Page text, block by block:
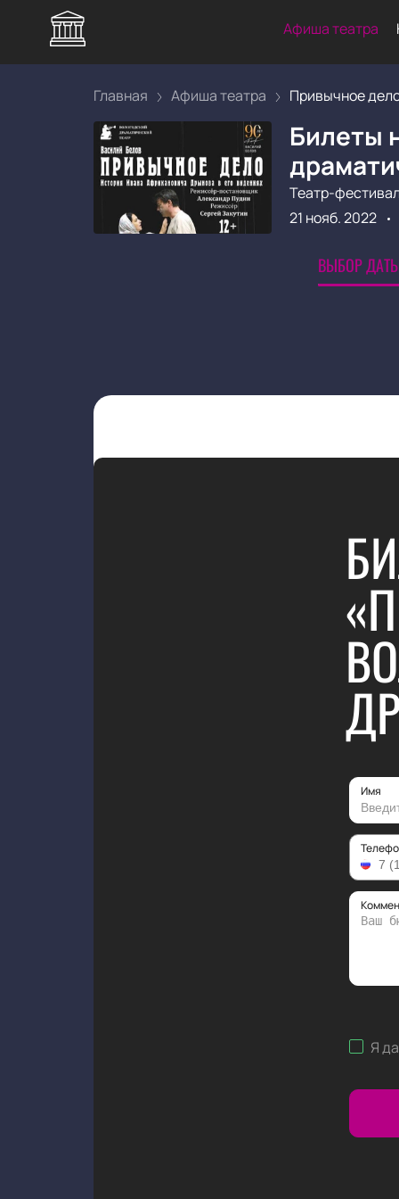
Афиша театра
Главная Афиша театра Привычное
Билеты
Театр-
21 нояб. 2022
ВЫБОР
Имя
Я